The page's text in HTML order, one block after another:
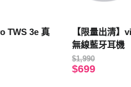
TWS 3e 真
【限量出清】
無線藍牙耳機
$1,990
$699